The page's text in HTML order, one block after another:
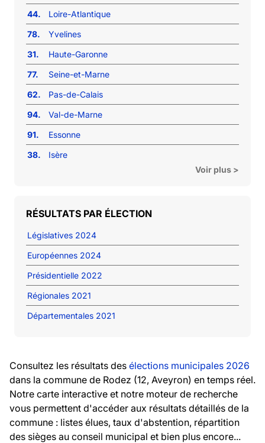
44.
Loire-Atlantique
78.
Yvelines
31.
Haute-Garonne
77.
Seine-et-Marne
62.
Pas-de-Calais
94.
Val-de-Marne
91.
Essonne
38.
Isère
Voir plus >
RÉSULTATS PAR ÉLECTION
Législatives 2024
Européennes 2024
Présidentielle 2022
Régionales 2021
Départementales 2021
Consultez les résultats des élections municipales 2026
dans la commune de Rodez (12, Aveyron) en temps réel.
Notre carte interactive et notre moteur de recherche
vous permettent d'accéder aux résultats détaillés de la
commune : listes élues, taux d'abstention, répartition
des sièges au conseil municipal et bien plus encore...